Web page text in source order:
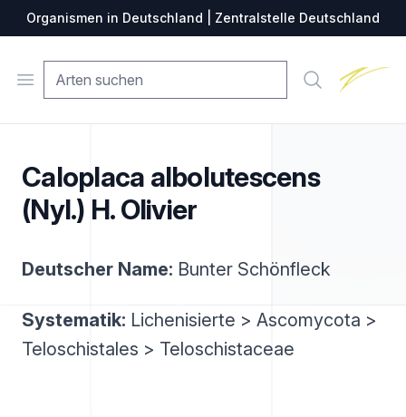
Organismen in Deutschland | Zentralstelle Deutschland
Open menu Suche
Caloplaca albolutescens
(Nyl.) H. Olivier
Deutscher Name: Bunter Schönfleck
Systematik: Lichenisierte > Ascomycota >
Teloschistales > Teloschistaceae